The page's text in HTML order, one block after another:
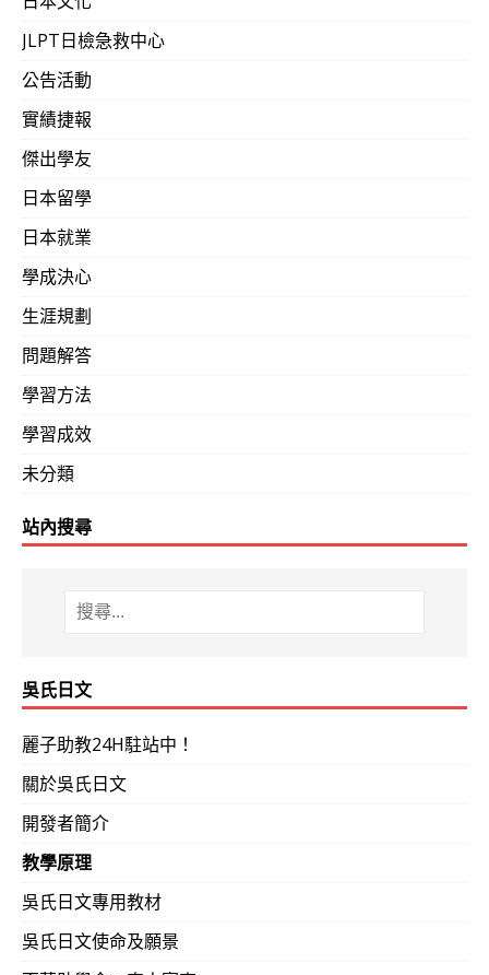
JLPT日檢急救中心
公告活動
實績捷報
傑出學友
日本留學
日本就業
學成決心
生涯規劃
問題解答
學習方法
學習成效
未分類
站內搜尋
吳氏日文
麗子助教24H駐站中！
關於吳氏日文
開發者簡介
教學原理
吳氏日文專用教材
吳氏日文使命及願景